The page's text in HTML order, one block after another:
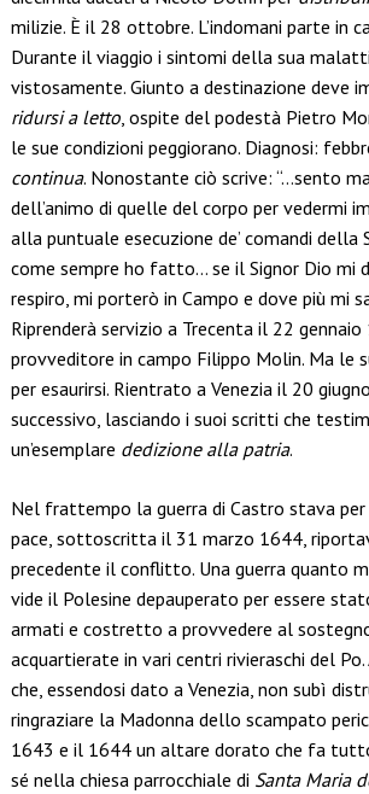
milizie. È il 28 ottobre. L’indomani parte in
Durante il viaggio i sintomi della sua
vistosamente. Giunto a destinazione deve
ridursi a letto, ospite del podestà Pietro
le sue condizioni peggiorano. Diagnosi:
continua. Nonostante ciò scrive: “…sento
dell’animo di quelle del corpo per vedermi
alla puntuale esecuzione de’ comandi della
come sempre ho fatto… se il Signor Dio mi
respiro, mi porterò in Campo e dove più mi
Riprenderà servizio a Trecenta il 22
provveditore in campo Filippo Molin. Ma le
per esaurirsi. Rientrato a Venezia il 20
successivo, lasciando i suoi scritti che
un’esemplare dedizione alla patria.
Nel frattempo la guerra di Castro stava per
pace, sottoscritta il 31 marzo 1644,
precedente il conflitto. Una guerra quanto
vide il Polesine depauperato per essere
armati e costretto a provvedere al
acquartierate in vari centri rivieraschi del Po.
che, essendosi dato a Venezia, non subì
ringraziare la Madonna dello scampato
1643 e il 1644 un altare dorato che fa
sé nella chiesa parrocchiale di Santa Maria